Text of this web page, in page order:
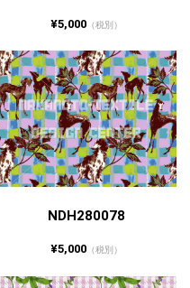
¥5,000（税別）
NDH280078
¥5,000（税別）